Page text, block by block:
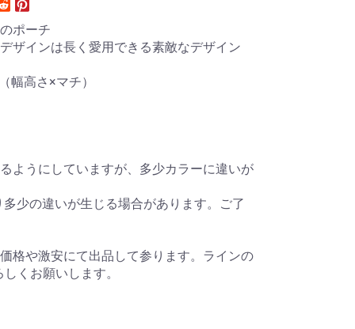
ポーチ
ザインは長く愛用できる素敵なデザイン
幅高さ×マチ）
ようにしていますが、多少カラーに違いが
少の違いが生じる場合があります。ご了
格や激安にて出品して参ります。ラインの
くお願いします。